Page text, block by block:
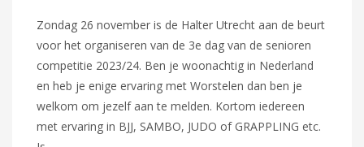
Zondag 26 november is de Halter Utrecht aan de beurt
voor het organiseren van de 3e dag van de senioren
competitie 2023/24. Ben je woonachtig in Nederland
en heb je enige ervaring met Worstelen dan ben je
welkom om jezelf aan te melden. Kortom iedereen
met ervaring in BJJ, SAMBO, JUDO of GRAPPLING etc.